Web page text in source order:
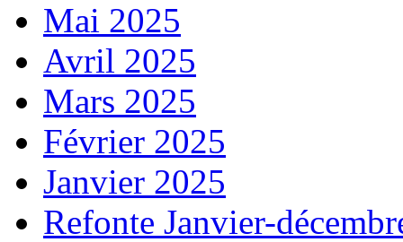
Mai 2025
Avril 2025
Mars 2025
Février 2025
Janvier 2025
Refonte Janvier-